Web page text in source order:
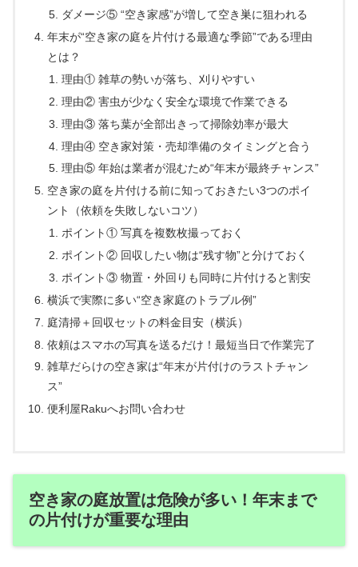
ダメージ⑤ “空き家感”が増して空き巣に狙われる
年末が“空き家の庭を片付ける最適な季節”である理由
とは？
理由① 雑草の勢いが落ち、刈りやすい
理由② 害虫が少なく安全な環境で作業できる
理由③ 落ち葉が全部出きって掃除効率が最大
理由④ 空き家対策・売却準備のタイミングと合う
理由⑤ 年始は業者が混むため“年末が最終チャンス”
空き家の庭を片付ける前に知っておきたい3つのポイ
ント（依頼を失敗しないコツ）
ポイント① 写真を複数枚撮っておく
ポイント② 回収したい物は“残す物”と分けておく
ポイント③ 物置・外回りも同時に片付けると割安
横浜で実際に多い“空き家庭のトラブル例”
庭清掃＋回収セットの料金目安（横浜）
依頼はスマホの写真を送るだけ！最短当日で作業完了
雑草だらけの空き家は“年末が片付けのラストチャン
ス”
便利屋Rakuへお問い合わせ
空き家の庭放置は危険が多い！年末まで
の片付けが重要な理由